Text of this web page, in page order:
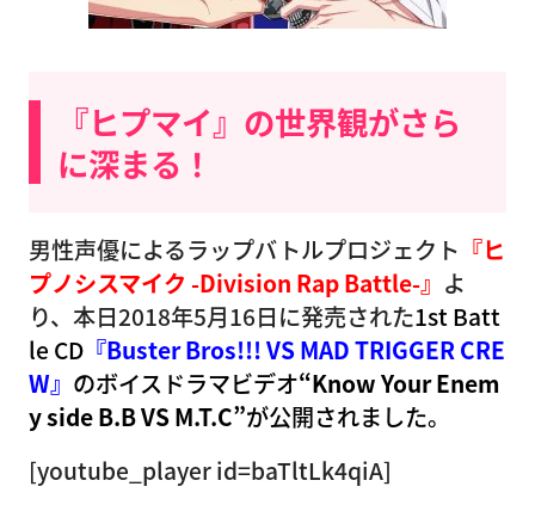
『ヒプマイ』の世界観がさら
に深まる！
男性声優によるラップバトルプロジェクト 『ヒ
プノシスマイク -Division Rap Battle-』 よ
り、本日2018年5月16日に発売された1st Batt
le CD 『Buster Bros!!! VS MAD TRIGGER CRE
W』 のボイスドラマビデオ“Know Your Enem
y side B.B VS M.T.C”が公開されました。
[youtube_player id=baTltLk4qiA]